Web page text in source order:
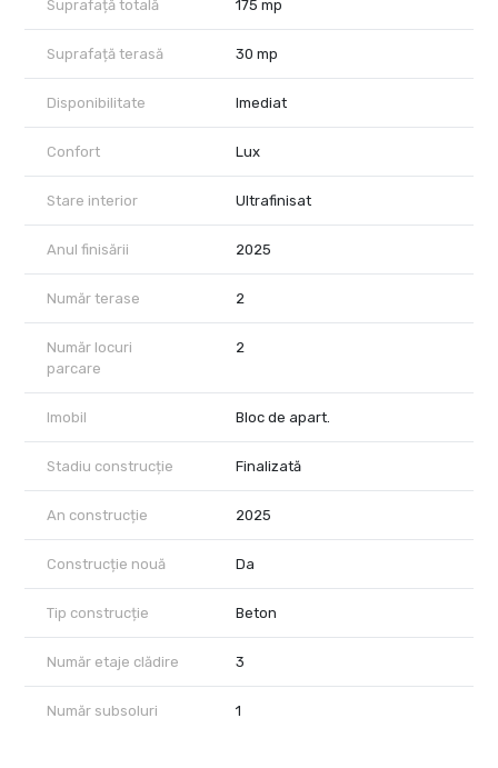
Suprafață totală 175 mp
Suprafață terasă 30 mp
Disponibilitate Imediat
Confort Lux
Stare interior Ultrafinisat
Anul finisării 2025
Număr terase 2
Număr locuri
parcare
2
Imobil Bloc de apart.
Stadiu construcție Finalizată
An construcție 2025
Construcție nouă Da
Tip construcție Beton
Număr etaje clădire 3
Număr subsoluri 1